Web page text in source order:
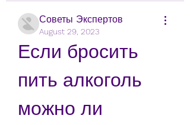
Советы Экспертов
August 29, 2023
Если бросить
пить алкоголь
можно ли